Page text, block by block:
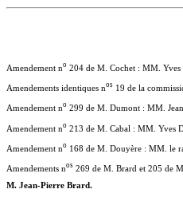
Amendement no 204 de M. Cochet : MM. Yves
Amendements identiques nos 19 de la
Amendement no 299 de M. Dumont : MM.
Amendement no 213 de M. Cabal : MM. Yves
Amendement no 168 de M. Douyère : MM. le
Amendements nos 269 de M. Brard et 205 de
M. Jean-Pierre Brard.